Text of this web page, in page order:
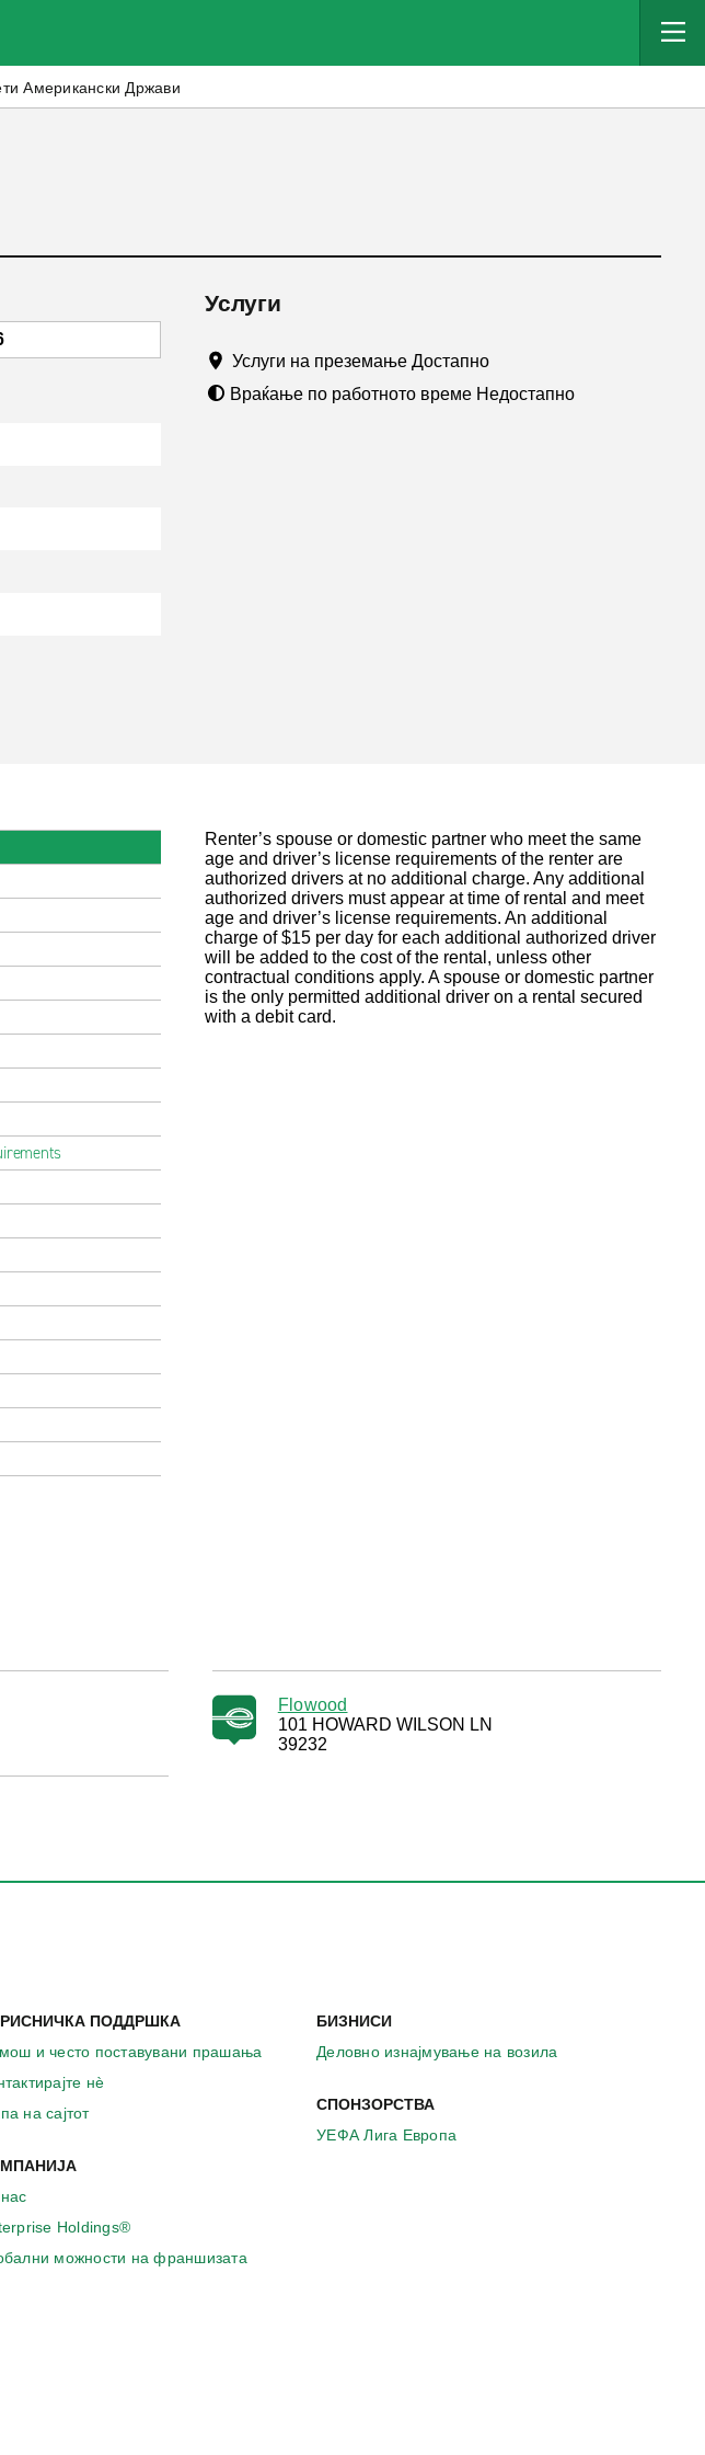
Американски Држави
Услуги
Услуги на преземање Достапно
Враќање по работното време Недостапно
Renter’s spouse or domestic partner who meet the same
age and driver’s license requirements of the renter are
authorized drivers at no additional charge. Any additional
authorized drivers must appear at time of rental and meet
age and driver’s license requirements. An additional
charge of $15 per day for each additional authorized driver
will be added to the cost of the rental, unless other
contractual conditions apply. A spouse or domestic partner
is the only permitted additional driver on a rental secured
with a debit card.
Flowood
101 HOWARD WILSON LN
39232
ПОДДРШКА
и често поставувани прашања
нѐ
на сајтот
Holdings®
можности на франшизата
БИЗНИСИ
Деловно изнајмување на возила
СПОНЗОРСТВА
УЕФА Лига Европа